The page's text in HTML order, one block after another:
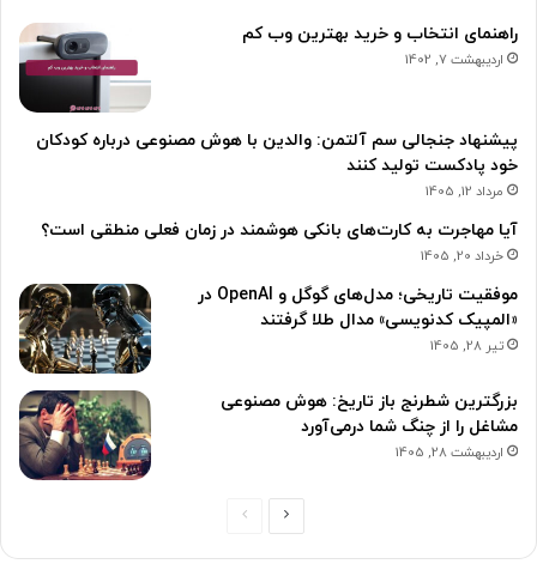
راهنمای انتخاب و خرید بهترین وب کم
اردیبهشت 7, 1402
پیشنهاد جنجالی سم آلتمن: والدین با هوش مصنوعی درباره کودکان
خود پادکست تولید کنند
مرداد 12, 1405
آیا مهاجرت به کارت‌های بانکی هوشمند در زمان فعلی منطقی است؟
خرداد 20, 1405
موفقیت تاریخی؛ مدل‌های گوگل و OpenAI در
«المپیک کدنویسی» مدال طلا گرفتند
تیر 28, 1405
بزرگترین شطرنج باز تاریخ: هوش مصنوعی
مشاغل را از چنگ شما در‌می‌آورد
اردیبهشت 28, 1405
صفحه
صفحه